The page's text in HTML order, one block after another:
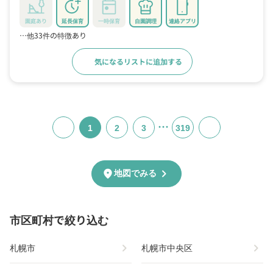
園庭あり 延長保育 一時保育 自園調理 連絡アプリ
…他33件の特徴あり
気になるリストに追加する
1 2 3 … 319
location_on地図でみる chevron_right
市区町村で絞り込む
札幌市 chevron_right 札幌市中央区 chevron_right